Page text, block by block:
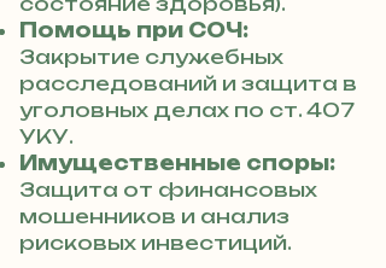
Помощь при СОЧ:
Закрытие служебных
расследований и защита в
уголовных делах по ст. 407
УКУ.
Имущественные споры:
Защита от финансовых
мошенников и анализ
рисковых инвестиций.